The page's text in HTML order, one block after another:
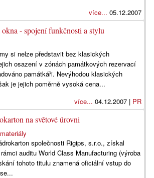
více... 05.12.2007
- spojení funkčnosti a stylu
si nelze představit bez klasických
osazení v zónách památkových rezervací
památkáři. Nevýhodou klasických
je jejich poměrně vysoká cena...
více... 04.12.2007 | PR
na světové úrovni
společnosti Rigips, s.r.o., získal
auditu World Class Manufacturing (výroba
tohoto titulu znamená oficiální vstup do